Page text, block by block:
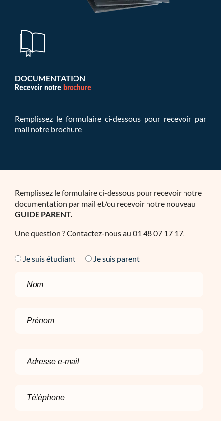
DOCUMENTATION
Recevoir notre brochure
Remplissez le formulaire ci-dessous pour recevoir par
mail notre brochure
Remplissez le formulaire ci-dessous pour recevoir notre
documentation par mail et/ou recevoir notre nouveau
GUIDE PARENT.
Une question ? Contactez-nous au 01 48 07 17 17.
Je suis étudiant Je suis parent